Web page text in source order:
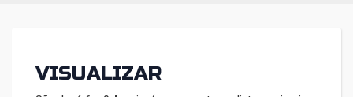
VISUALIZAR